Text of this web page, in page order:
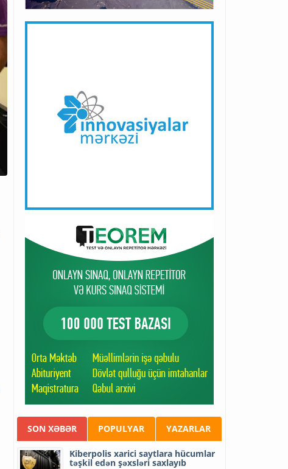
SON XƏBƏR POPULYAR YAZARLAR
Kiberpolis xarici saytlara hücumlar
təşkil edən şəxsləri saxlayıb